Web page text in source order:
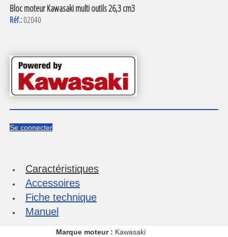
Bloc moteur Kawasaki multi outils 26,3 cm3
Réf.:02040
Se connecter
Caractéristiques
Accessoires
Fiche technique
Manuel
Marque moteur : Kawasaki